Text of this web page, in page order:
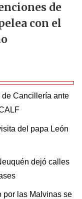
de
con el
Cancillería ante
del papa León
dejó calles
por las Malvinas se